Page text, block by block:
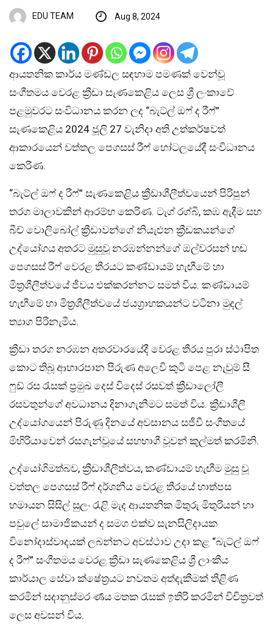
EDU TEAM Aug 8, 2024
ආයතනික කාර්ය මණ්ඩල සඳහාම පමණක් වෙන්වූ
සංගීතමය වෙරළ ක්‍රීඩා සැණකෙළිය ලෙස ශ්‍රී ලංකාවේ
පළමුවරට සංවිධානය කරන ලද “බැට්ල් ඔෆ් ද රීෆ්”
සැණකෙළිය 2024 ජූලි 27 වැනිදා අති උත්කර්ෂවත්
ආකාරයෙන් වත්තල පෙගසස් රීෆ් හෝටලයේදී සංවිධානය
කෙරිණ.
“බැට්ල් ඔෆ් ද රීෆ්” සැණකෙළිය ක්‍රීඩාශීලීත්වයෙන් පිරිපුන්
තරග මාලාවකින් ආරම්භ කෙරිණ. ටැග් රග්බි, කඹ ඇදීම සහ
බීච් වොලිබෝල් ක්‍රීඩාවන්ගේ නියැළුන ක්‍රීඩකයන්ගේ
උද්යෝගය අතරට මුසුවූ නරඹන්නන්ගේ ඔල්වරසන් හඬ
පෙගසස් රීෆ් වෙරළ තීරයට කණ්ඩායම් හැඟීමේ හා
මිත්‍රශීලීත්වයේ ජීවය එක්කරන්නට සමත් විය. කණ්ඩායම්
හැඟීමේ හා මිත්‍රශීලීත්වයේ ජයග්‍රාහකයන්ට වටිනා මුදල්
ත්‍යාග පිරිනැමීය.
ක්‍රීඩා තරග නරඹන අතරවාරයේදී වෙරළ තීරය පුරා ස්ථාපිත
කොට තිබූ ආහාරපාන පිරුණ අලෙවි කුටි පෙළ නැවුම් සී
ෆුඩ් රස රැසක් ප්‍රමුඛ දෙස් විදෙස් රසවත් ක්‍රීඩාලෝලී
රසවතුන්ගේ අවධානය දිනාගැනීමට සමත් විය. ක්‍රීඩාශීලී
උද්යෝගයෙන් පිරුණු දිනයේ අවසානය සජීවී සංගීතයේ
මිහිරියාවෙන් රසගැන්වූයේ සහභාගී වූවන් කුල්මත් කරමිනි.
උද්යෝගිමත්බව, ක්‍රීඩාශීලීත්වය, කණ්ඩායම් හැඟීම මුසු වූ
වත්තල පෙගසස් රීෆ් දර්ශනීය වෙරළ තීරයේ හාත්පස
හමායන සිසිල් සුලං රැළි මැද ආයතනික මිතුරු මිතුරියන් හා
පවුලේ සාමාජිකයන් ද සමග එක්ව සැනසිලිදායක
විනෝදාස්වාදයක් ලබන්නට අවස්ථාව උදා කළ “බැට්ල් ඔෆ්
ද රීෆ්” සංගීතමය වෙරළ ක්‍රීඩා සැණකෙළිය ශ්‍රී ලාංකීය
කාර්යාල සේවා ක්ෂේත්‍රයට නවතම අත්දැකීමක් තිළිණ
කරමින් සදානුස්මර ර්‍ණය මතක රැසක් ඉතිරි කරමින් විචිත්‍රවත්
ලෙස අවසන් විය.